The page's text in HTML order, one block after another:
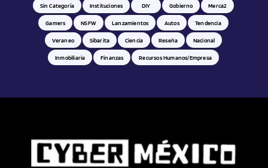
Sin Categoría Instituciones DIY Gobierno Merca2
Gamers NSFW Lanzamientos Autos Tendencia
Veraneo Sibarita Ciencia Reseña Nacional
Inmobiliaria Finanzas Recursos Humanos/empresa